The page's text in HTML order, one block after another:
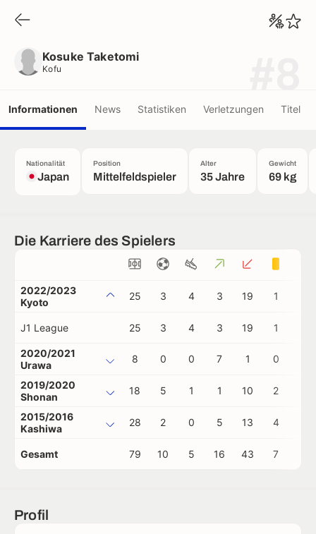
Kosuke Taketomi
Kofu
Informationen News Statistiken Verletzungen Titel
Nationalität
Japan
Position
Mittelfeldspieler
Alter
35 Jahre
Gewicht
69 kg
Die Karriere des Spielers
2022/2023
Kyoto
25 3 4 3 19 1
J1 League 25 3 4 3 19 1
2020/2021
Urawa
8 0 0 7 1 0
2019/2020
Shonan
18 5 1 1 10 2
2015/2016
Kashiwa
28 2 0 5 13 4
Gesamt 79 10 5 16 43 7
Profil